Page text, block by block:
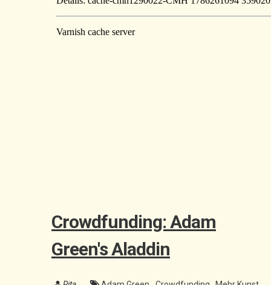
Crowdfunding: Adam
Green's Aladdin